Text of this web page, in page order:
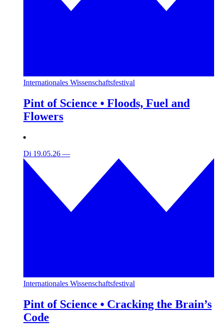
Internationales Wissenschaftsfestival
Pint of Science • Floods, Fuel and
Flowers
Di 19.05.26 —
Internationales Wissenschaftsfestival
Pint of Science • Cracking the Brain’s
Code